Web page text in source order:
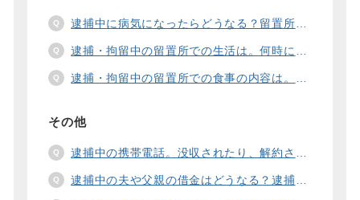
逮捕中に病気になったらどうなる？留置所の健康診断、診療、医療行為、手術は。
逮捕・拘留中の留置所での生活は。何時に起きて、何時に寝るの？部屋や食事の様子は？
逮捕・拘留中の留置所での食事の内容は。食事代は支払わないといけないの？
その他
逮捕中の携帯電話。没収されたり、解約されたり、見られたりするの？
逮捕中の夫や父親の借金はどうなる？逮捕中の借金の支払い方法は。